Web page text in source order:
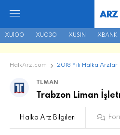
XU100 XU030 XUSIN XBANK
ARZ
HalkArz.com 2018 Yılı Halka Arzlar
TLMAN
Trabzon Liman
Halka Arz Bilgileri